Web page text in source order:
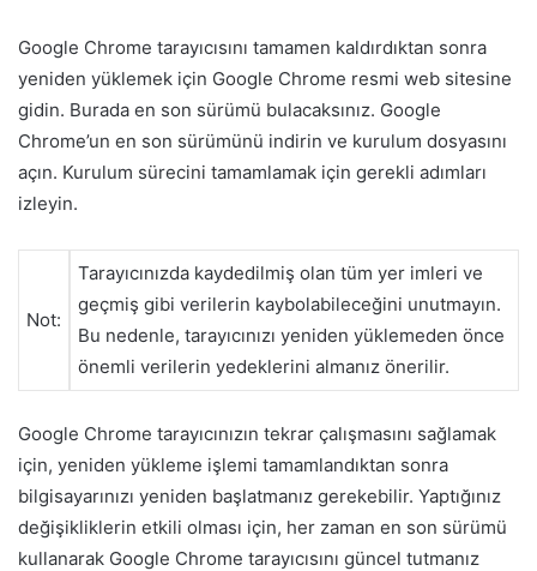
Google Chrome tarayıcısını tamamen kaldırdıktan sonra
yeniden yüklemek için Google Chrome resmi web sitesine
gidin. Burada en son sürümü bulacaksınız. Google
Chrome’un en son sürümünü indirin ve kurulum dosyasını
açın. Kurulum sürecini tamamlamak için gerekli adımları
izleyin.
Not:
Tarayıcınızda kaydedilmiş olan tüm yer imleri ve
geçmiş gibi verilerin kaybolabileceğini unutmayın.
Bu nedenle, tarayıcınızı yeniden yüklemeden önce
önemli verilerin yedeklerini almanız önerilir.
Google Chrome tarayıcınızın tekrar çalışmasını sağlamak
için, yeniden yükleme işlemi tamamlandıktan sonra
bilgisayarınızı yeniden başlatmanız gerekebilir. Yaptığınız
değişikliklerin etkili olması için, her zaman en son sürümü
kullanarak Google Chrome tarayıcısını güncel tutmanız